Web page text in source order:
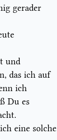
gerader
und
das ich auf
ich
Du es
eine solche